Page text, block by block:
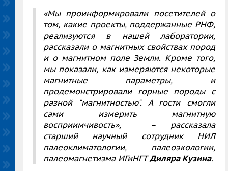
«Мы проинформировали посетителей о
том, какие проекты, поддержанные РНФ,
реализуются в нашей лаборатории,
рассказали о магнитных свойствах пород
и о магнитном поле Земли. Кроме того,
мы показали, как измеряются некоторые
магнитные параметры, и
продемонстрировали горные породы с
разной "магнитностью". А гости смогли
сами измерить магнитную
восприимчивость», – рассказала
старший научный сотрудник НИЛ
палеоклиматологии, палеоэкологии,
палеомагнетизма ИГиНГТДиляра Кузина.